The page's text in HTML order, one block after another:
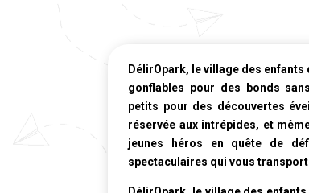
DélirOpark, le village des enfants
gonflables pour des bonds
petits pour des découvertes
réservée aux intrépides, et
jeunes héros en quête de
spectaculaires qui vous